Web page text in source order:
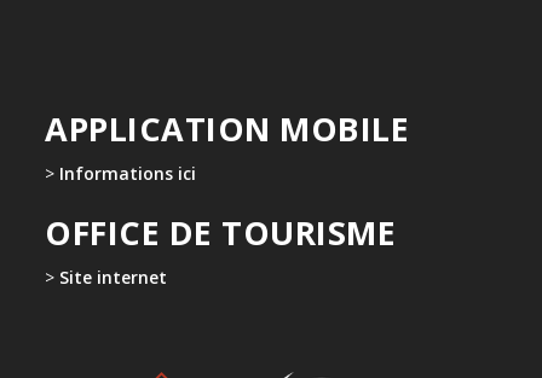
APPLICATION MOBILE
> Informations ici
OFFICE DE TOURISME
> Site internet